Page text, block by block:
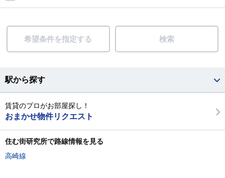
希望条件を指定する 検索
駅から探す
賃貸のプロがお部屋探し！
おまかせ物件リクエスト
住む街研究所で路線情報を見る
高崎線